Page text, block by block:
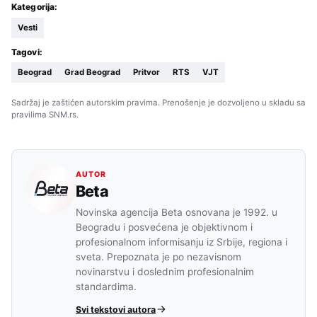
Kategorija:
Vesti
Tagovi:
Beograd Grad Beograd Pritvor RTS VJT
Sadržaj je zaštićen autorskim pravima. Prenošenje je dozvoljeno u skladu sa
pravilima SNM.rs.
AUTOR
Beta
Novinska agencija Beta osnovana je 1992. u
Beogradu i posvećena je objektivnom i
profesionalnom informisanju iz Srbije, regiona i
sveta. Prepoznata je po nezavisnom
novinarstvu i doslednim profesionalnim
standardima.
Svi tekstovi autora